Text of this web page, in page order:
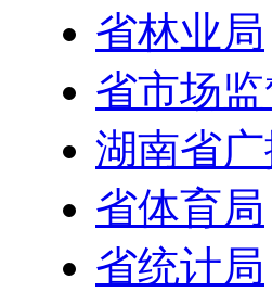
省林业局
省市场
湖南省
省体育局
省统计局